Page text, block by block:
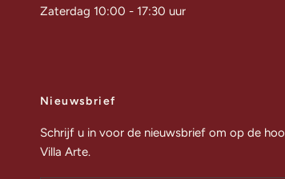
Zaterdag 10:00 - 17:30 uur
Nieuwsbrief
Schrijf u in voor de nieuwsbrief om op de
Villa Arte.